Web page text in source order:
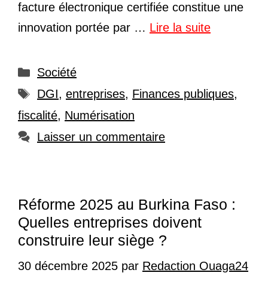
facture électronique certifiée constitue une
innovation portée par … Lire la suite
Catégories
Société
Étiquettes
DGI, entreprises, Finances publiques,
fiscalité, Numérisation
Laisser un commentaire
Réforme 2025 au Burkina Faso :
Quelles entreprises doivent
construire leur siège ?
30 décembre 2025 par Redaction Ouaga24